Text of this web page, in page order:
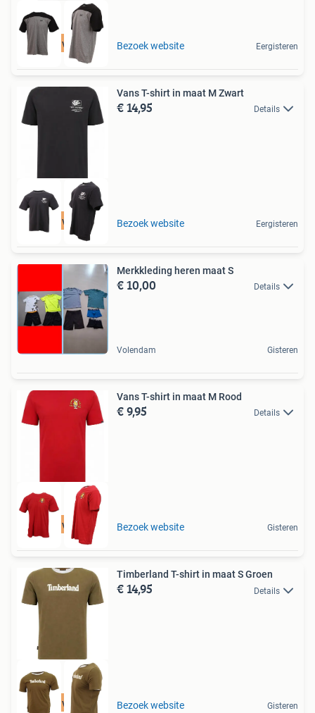
Tot 75% voordeel Bezoek website Eergisteren
Tot 75% voordeel
Vans T-shirt in maat M Zwart
€ 14,95 Details
Bezoek website Eergisteren
Merkkleding heren maat S
€ 10,00 Details
Volendam Gisteren
Tot 75% voordeel
Vans T-shirt in maat M Rood
€ 9,95 Details
Bezoek website Gisteren
Tot 75% voordeel
Timberland T-shirt in maat S Groen
€ 14,95 Details
Bezoek website Gisteren